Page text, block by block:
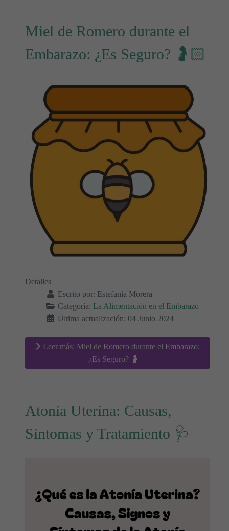
Miel de Romero durante el
Embarazo: ¿Es Seguro? 🤰🏻
Detalles
Escrito por: Estefanía Morera
Categoría: La Alimentación en el Embarazo
Última actualización: 04 Junio 2024
Leer más: Miel de Romero durante el Embarazo:
¿Es Seguro? 🤰🏻
Atonía Uterina: Causas,
Síntomas y Tratamiento 🩺